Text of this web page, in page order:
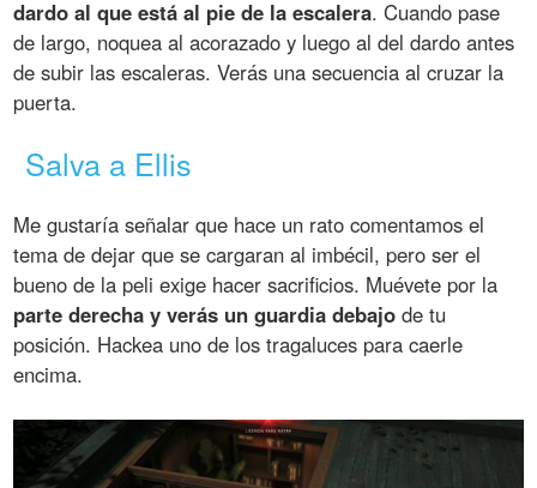
dardo al que está al pie de la escalera. Cuando pase
de largo, noquea al acorazado y luego al del dardo antes
de subir las escaleras. Verás una secuencia al cruzar la
puerta.
Salva a Ellis
Me gustaría señalar que hace un rato comentamos el
tema de dejar que se cargaran al imbécil, pero ser el
bueno de la peli exige hacer sacrificios. Muévete por la
parte derecha y verás un guardia debajo de tu
posición. Hackea uno de los tragaluces para caerle
encima.